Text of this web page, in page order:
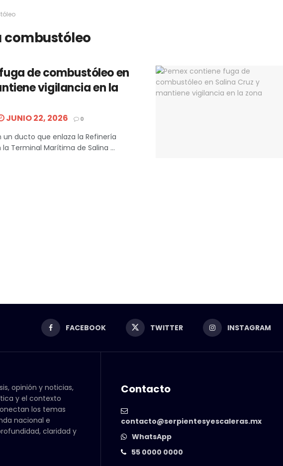
combustóleo
de combustóleo en
vigilancia en la
JUNIO 22, 2026 0
ducto que enlaza la Refinería
Terminal Marítima de Salina ...
FACEBOOK TWITTER INSTAGRAM
opinión y noticias,
y el contexto
los temas
nacional e
claridad y
Contacto
contacto@serpientesyescaleras.mx
WhatsApp
55 0000 0000